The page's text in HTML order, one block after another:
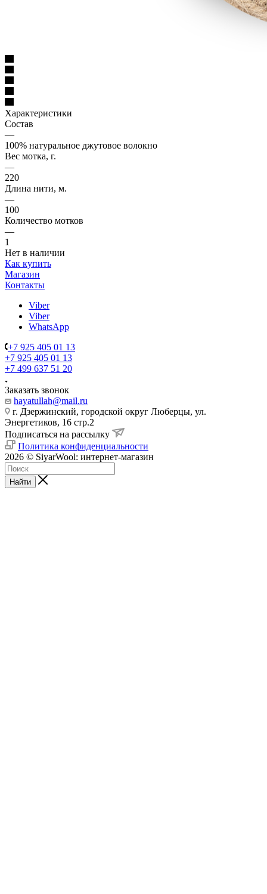
Характеристики
Состав
—
100% натуральное джутовое волокно
Вес мотка, г.
—
220
Длина нити, м.
—
100
Количество мотков
—
1
Нет в наличии
Как купить
Магазин
Контакты
Viber
Viber
WhatsApp
+7 925 405 01 13
+7 925 405 01 13
+7 499 637 51 20
Заказать звонок
hayatullah@mail.ru
г. Дзержинский, городской округ Люберцы, ул.
Энергетиков, 16 стр.2
Подписаться на рассылку
Политика конфиденциальности
2026 © SiyarWool: интернет-магазин
Найти